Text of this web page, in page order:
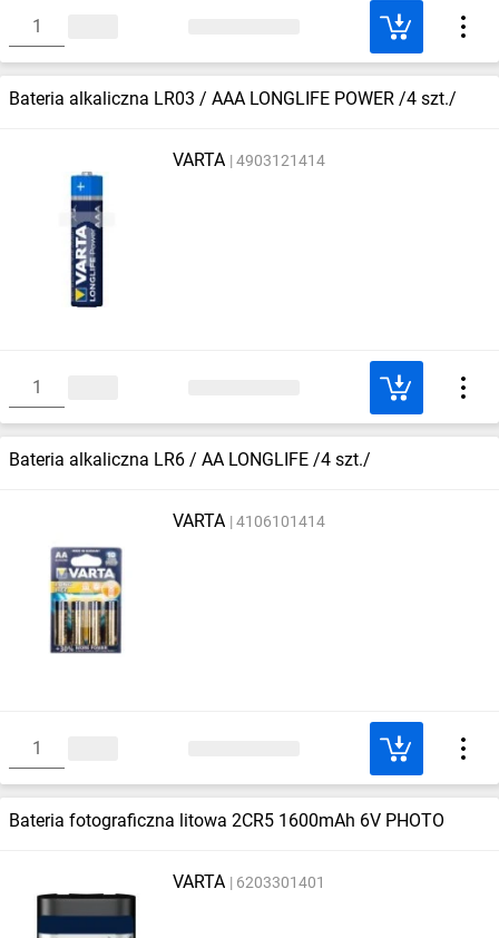
Bateria alkaliczna LR03 / AAA LONGLIFE POWER /4 szt./
VARTA 4903121414
Bateria alkaliczna LR6 / AA LONGLIFE /4 szt./
VARTA 4106101414
Bateria fotograficzna litowa 2CR5 1600mAh 6V PHOTO
VARTA 6203301401